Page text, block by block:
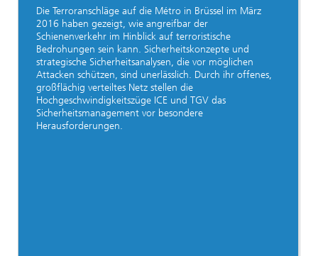
Die Terroranschläge auf die Métro in Brüssel im März
2016 haben gezeigt, wie angreifbar der
Schienenverkehr im Hinblick auf terroristische
Bedrohungen sein kann. Sicherheitskonzepte und
strategische Sicherheitsanalysen, die vor möglichen
Attacken schützen, sind unerlässlich. Durch ihr offenes,
großflächig verteiltes Netz stellen die
Hochgeschwindigkeitszüge ICE und TGV das
Sicherheitsmanagement vor besondere
Herausforderungen.